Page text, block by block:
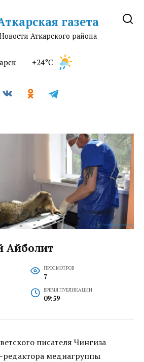
газета
Аткарского района
+24°C
Айболит
ПРОСМОТРОВ
7
ВРЕМЯ ПУБЛИКАЦИИ
09:59
писателя Чингиза
медиагруппы